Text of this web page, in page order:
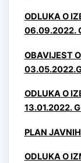
ODLUKA O
06.09.2022.
OBAVIJEST
ODLUKA O
13.01.2022.
PLAN
ODLUKAO